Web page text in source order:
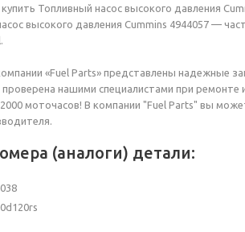
Топливный насос высокого давления
высокого давления Cummins 4944057 —
«Fuel Parts» представлены надежные
нашими специалистами при
моточасов! В компании "Fuel Parts" вы
(аналоги) детали: